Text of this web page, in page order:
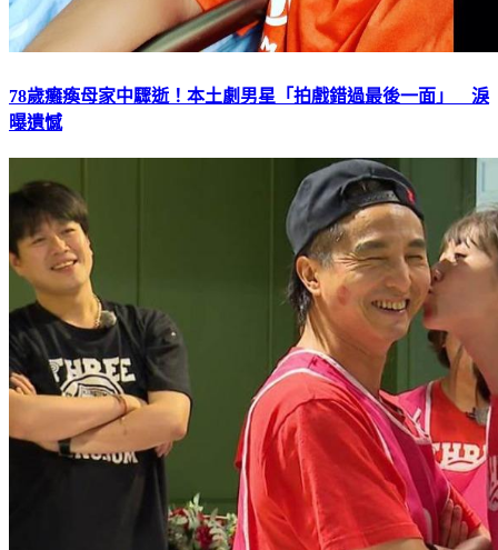
78歲癱瘓母家中驟逝！本土劇男星「拍戲錯過最後一面」 淚
曝遺憾